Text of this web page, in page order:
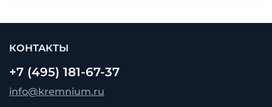
КОНТАКТЫ
+7 (495) 181-67-37
info@kremnium.ru